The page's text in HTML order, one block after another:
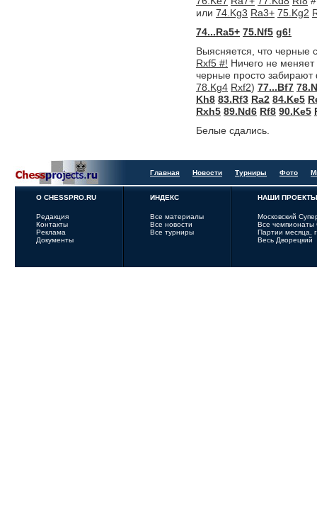
или 74.Kg3 Ra3+ 75.Kg2
74...Ra5+ 75.Nf5 g6!
Выясняется, что черные
Rxf5 #! Ничего не меняет
черные просто
78.Kg4 Rxf2) 77...Bf7
Kh8 83.Rf3 Ra2 84.Ke5
Rxh5 89.Nd6 Rf8 90.Ke5
Белые сдались.
Главная Новости Турниры Фото
О CHESSPRO.RU
Редакция
Контакты
Реклама
Документы
ИНДЕКС
Все материалы
Все новости
Все турниры
НАШИ ПРОЕКТЫ
Московский
Все
Партии месяца,
Весь Дворецкий